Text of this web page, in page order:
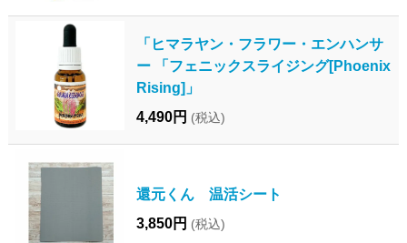
「ヒマラヤン・フラワー・エンハンサ
ー 「フェニックスライジング[Phoenix
Rising]」
4,490円 (税込)
還元くん 温活シート
3,850円 (税込)